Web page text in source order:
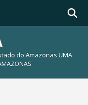
do Amazonas UMA